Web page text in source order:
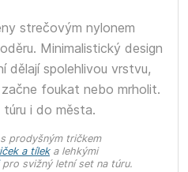
strečovým nylonem
Minimalistický design
dělají spolehlivou vrstvu,
foukat nebo mrholit.
i do města.
prodyšným tričkem
a tíleka lehkými
pro svižný letní set na túru.